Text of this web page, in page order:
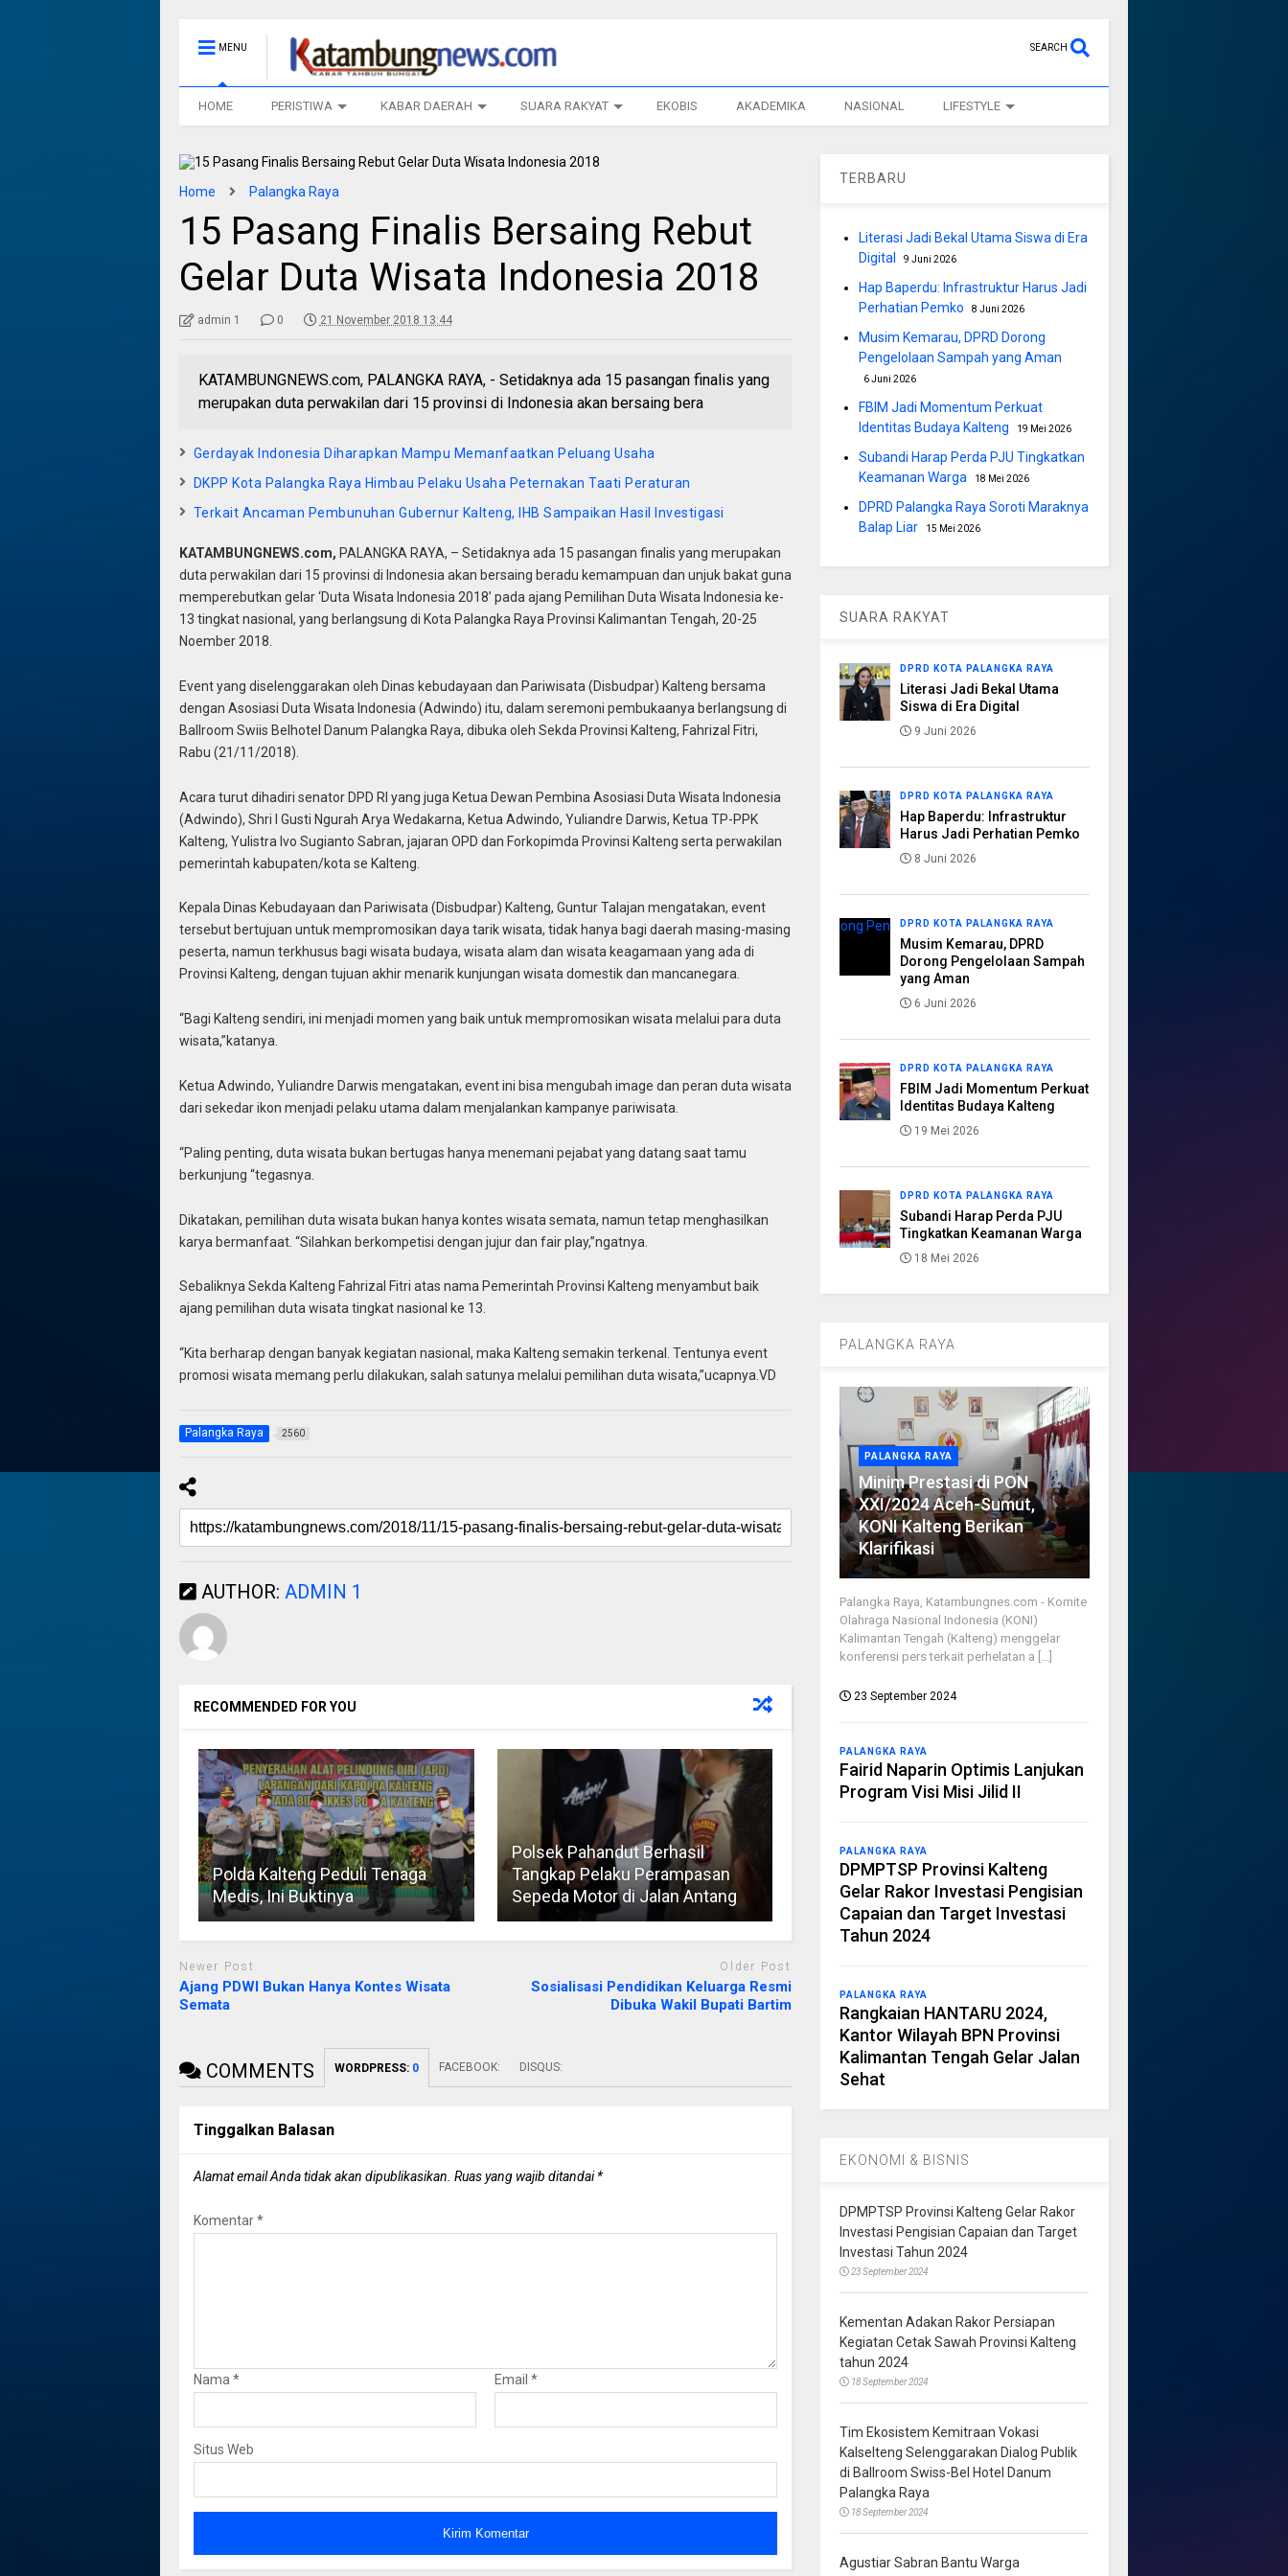
MENU SEARCH
HOME PERISTIWA KABAR DAERAH SUARA RAKYAT EKOBIS AKADEMIKA NASIONAL LIFESTYLE
Home Palangka Raya
15 Pasang Finalis Bersaing Rebut
Gelar Duta Wisata Indonesia 2018
admin 1 0 21 November 2018 13:44
KATAMBUNGNEWS.com, PALANGKA RAYA, - Setidaknya ada 15 pasangan finalis yang
merupakan duta perwakilan dari 15 provinsi di Indonesia akan bersaing bera
Gerdayak Indonesia Diharapkan Mampu Memanfaatkan Peluang Usaha
DKPP Kota Palangka Raya Himbau Pelaku Usaha Peternakan Taati Peraturan
Terkait Ancaman Pembunuhan Gubernur Kalteng, IHB Sampaikan Hasil Investigasi
KATAMBUNGNEWS.com, PALANGKA RAYA, – Setidaknya ada 15 pasangan finalis yang merupakan
duta perwakilan dari 15 provinsi di Indonesia akan bersaing beradu kemampuan dan unjuk bakat guna
memperebutkan gelar ‘Duta Wisata Indonesia 2018’ pada ajang Pemilihan Duta Wisata Indonesia ke-
13 tingkat nasional, yang berlangsung di Kota Palangka Raya Provinsi Kalimantan Tengah, 20-25
Noember 2018.
Event yang diselenggarakan oleh Dinas kebudayaan dan Pariwisata (Disbudpar) Kalteng bersama
dengan Asosiasi Duta Wisata Indonesia (Adwindo) itu, dalam seremoni pembukaanya berlangsung di
Ballroom Swiis Belhotel Danum Palangka Raya, dibuka oleh Sekda Provinsi Kalteng, Fahrizal Fitri,
Rabu (21/11/2018).
Acara turut dihadiri senator DPD RI yang juga Ketua Dewan Pembina Asosiasi Duta Wisata Indonesia
(Adwindo), Shri I Gusti Ngurah Arya Wedakarna, Ketua Adwindo, Yuliandre Darwis, Ketua TP-PPK
Kalteng, Yulistra Ivo Sugianto Sabran, jajaran OPD dan Forkopimda Provinsi Kalteng serta perwakilan
pemerintah kabupaten/kota se Kalteng.
Kepala Dinas Kebudayaan dan Pariwisata (Disbudpar) Kalteng, Guntur Talajan mengatakan, event
tersebut bertujuan untuk mempromosikan daya tarik wisata, tidak hanya bagi daerah masing-masing
peserta, namun terkhusus bagi wisata budaya, wisata alam dan wisata keagamaan yang ada di
Provinsi Kalteng, dengan tujuan akhir menarik kunjungan wisata domestik dan mancanegara.
“Bagi Kalteng sendiri, ini menjadi momen yang baik untuk mempromosikan wisata melalui para duta
wisata,”katanya.
Ketua Adwindo, Yuliandre Darwis mengatakan, event ini bisa mengubah image dan peran duta wisata
dari sekedar ikon menjadi pelaku utama dalam menjalankan kampanye pariwisata.
“Paling penting, duta wisata bukan bertugas hanya menemani pejabat yang datang saat tamu
berkunjung “tegasnya.
Dikatakan, pemilihan duta wisata bukan hanya kontes wisata semata, namun tetap menghasilkan
karya bermanfaat. “Silahkan berkompetisi dengan jujur dan fair play,”ngatnya.
Sebaliknya Sekda Kalteng Fahrizal Fitri atas nama Pemerintah Provinsi Kalteng menyambut baik
ajang pemilihan duta wisata tingkat nasional ke 13.
“Kita berharap dengan banyak kegiatan nasional, maka Kalteng semakin terkenal. Tentunya event
promosi wisata memang perlu dilakukan, salah satunya melalui pemilihan duta wisata,”ucapnya.VD
Palangka Raya 2560
AUTHOR: ADMIN 1
RECOMMENDED FOR YOU
Polda Kalteng Peduli Tenaga
Medis, Ini Buktinya
Polsek Pahandut Berhasil
Tangkap Pelaku Perampasan
Sepeda Motor di Jalan Antang
Newer Post
Ajang PDWI Bukan Hanya Kontes Wisata
Semata
Older Post
Sosialisasi Pendidikan Keluarga Resmi
Dibuka Wakil Bupati Bartim
COMMENTS WORDPRESS: 0 FACEBOOK: DISQUS:
Tinggalkan Balasan
Alamat email Anda tidak akan dipublikasikan. Ruas yang wajib ditandai*
Komentar*
Nama * Email *
Situs Web
TERBARU
Literasi Jadi Bekal Utama Siswa di Era
Digital
9 Juni 2026
Hap Baperdu: Infrastruktur Harus Jadi
Perhatian Pemko
8 Juni 2026
Musim Kemarau, DPRD Dorong
Pengelolaan Sampah yang Aman
6 Juni 2026
FBIM Jadi Momentum Perkuat
Identitas Budaya Kalteng
19 Mei 2026
Subandi Harap Perda PJU Tingkatkan
Keamanan Warga
18 Mei 2026
DPRD Palangka Raya Soroti Maraknya
Balap Liar
15 Mei 2026
SUARA RAKYAT
DPRD KOTA PALANGKA RAYA
Literasi Jadi Bekal Utama
Siswa di Era Digital
9 Juni 2026
DPRD KOTA PALANGKA RAYA
Hap Baperdu: Infrastruktur
Harus Jadi Perhatian Pemko
8 Juni 2026
DPRD KOTA PALANGKA RAYA
Musim Kemarau, DPRD
Dorong Pengelolaan Sampah
yang Aman
6 Juni 2026
DPRD KOTA PALANGKA RAYA
FBIM Jadi Momentum Perkuat
Identitas Budaya Kalteng
19 Mei 2026
DPRD KOTA PALANGKA RAYA
Subandi Harap Perda PJU
Tingkatkan Keamanan Warga
18 Mei 2026
PALANGKA RAYA
PALANGKA RAYA
Minim Prestasi di PON
XXI/2024 Aceh-Sumut,
KONI Kalteng Berikan
Klarifikasi
Palangka Raya, Katambungnes.com - Komite
Olahraga Nasional Indonesia (KONI)
Kalimantan Tengah (Kalteng) menggelar
konferensi pers terkait perhelatan a [...]
23 September 2024
PALANGKA RAYA
Fairid Naparin Optimis Lanjukan
Program Visi Misi Jilid II
PALANGKA RAYA
DPMPTSP Provinsi Kalteng
Gelar Rakor Investasi Pengisian
Capaian dan Target Investasi
Tahun 2024
PALANGKA RAYA
Rangkaian HANTARU 2024,
Kantor Wilayah BPN Provinsi
Kalimantan Tengah Gelar Jalan
Sehat
EKONOMI & BISNIS
DPMPTSP Provinsi Kalteng Gelar Rakor
Investasi Pengisian Capaian dan Target
Investasi Tahun 2024
23 September 2024
Kementan Adakan Rakor Persiapan
Kegiatan Cetak Sawah Provinsi Kalteng
tahun 2024
18 September 2024
Tim Ekosistem Kemitraan Vokasi
Kalselteng Selenggarakan Dialog Publik
di Ballroom Swiss-Bel Hotel Danum
Palangka Raya
18 September 2024
Agustiar Sabran Bantu Warga